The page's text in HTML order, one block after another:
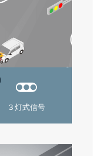
３灯式信号